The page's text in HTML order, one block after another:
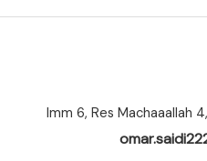
Imm 6, Res Machaaallah